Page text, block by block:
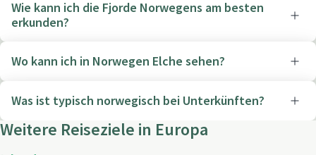
Wie kann ich die Fjorde Norwegens am besten
erkunden?
Wo kann ich in Norwegen Elche sehen?
Was ist typisch norwegisch bei Unterkünften?
Weitere Reiseziele in Europa